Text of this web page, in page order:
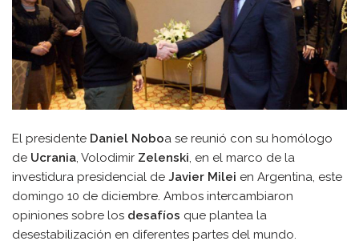
El presidente Daniel Noboa se reunió con su homólogo
de Ucrania, Volodimir Zelenski, en el marco de la
investidura presidencial de Javier Milei en Argentina, este
domingo 10 de diciembre. Ambos intercambiaron
opiniones sobre los desafíos que plantea la
desestabilización en diferentes partes del mundo.